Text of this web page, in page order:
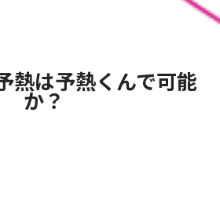
熱は予熱くんで可能
か？